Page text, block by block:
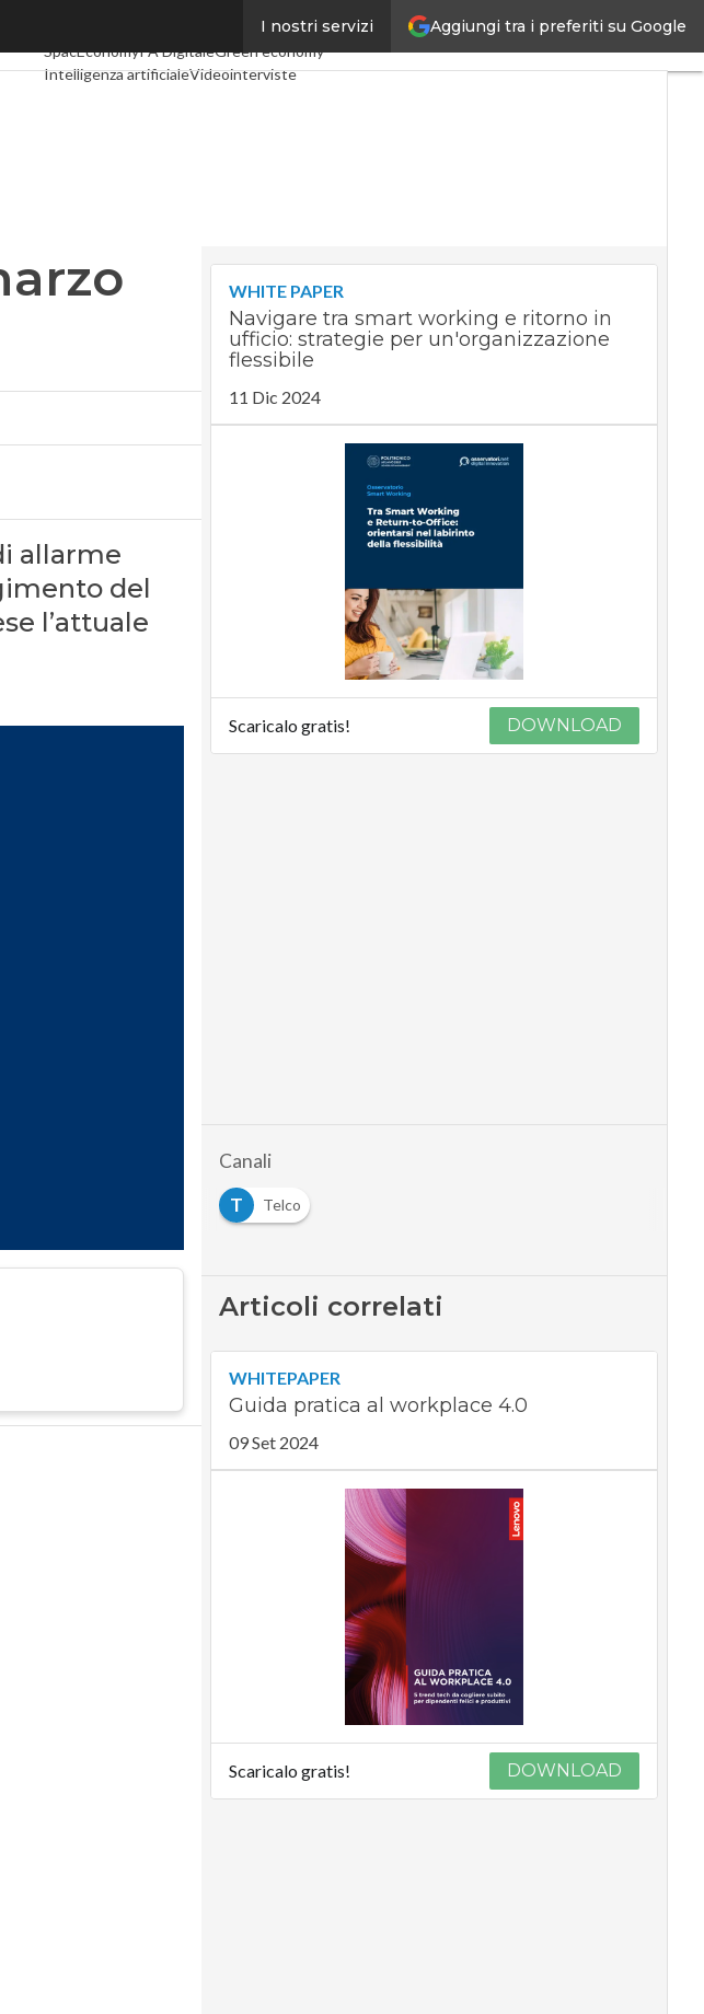
Aggiungi tra i preferiti su Google
I nostri servizi
TelcoIndustria 4.0
SpacEconomyPA DigitaleGreen economy
Intelligenza artificialeVideointerviste
allarme
del
l’attuale
WHITE PAPER
Navigare tra smart working e ritorno in
ufficio: strategie per un'organizzazione
flessibile
11 Dic 2024
Scaricalo gratis! DOWNLOAD
Canali
T
Telco
Articoli correlati
WHITEPAPER
Guida pratica al workplace 4.0
09 Set 2024
Scaricalo gratis! DOWNLOAD